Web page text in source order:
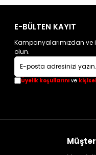
E-BÜLTEN KAYIT
Kampanyalarımızdan
olun.
Üyelik koşullarınıve